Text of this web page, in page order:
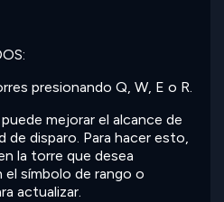
presionando Q, W, E o R.
mejorar el alcance de
de disparo. Para hacer esto,
la torre que desea
el símbolo de rango o
actualizar.